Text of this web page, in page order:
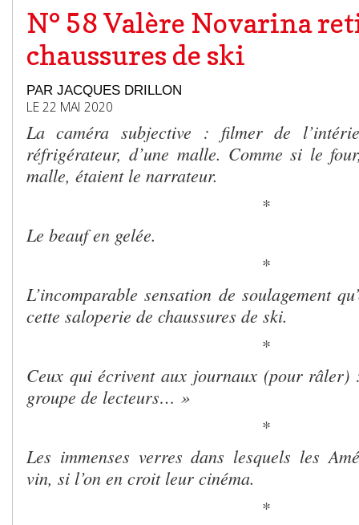
N° 58 Valère Novarina
chaussures de ski
PAR JACQUES DRILLON
LE 22 MAI 2020
La caméra subjective : filmer de
réfrigérateur, d’une malle. Comme si le
malle, étaient le narrateur.
*
Le beauf en gelée.
*
L’incomparable sensation de soulagement
cette saloperie de chaussures de ski.
*
Ceux qui écrivent aux journaux (pour râler)
groupe de lecteurs… »
*
Les immenses verres dans lesquels les
vin, si l’on en croit leur cinéma.
*